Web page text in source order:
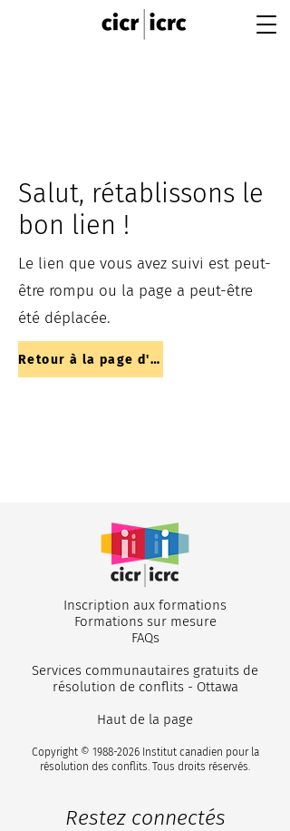
Salut, rétablissons le
bon lien !
Le lien que vous avez suivi est peut-
être rompu ou la page a peut-être
été déplacée.
Retour à la page d'accueil
Inscription aux formations
Formations sur mesure
FAQs
Services communautaires gratuits de
résolution de conflits - Ottawa
Haut de la page
Copyright © 1988-2026Institut canadien pour la
résolution des conflits. Tous droits réservés.
Restez connectés